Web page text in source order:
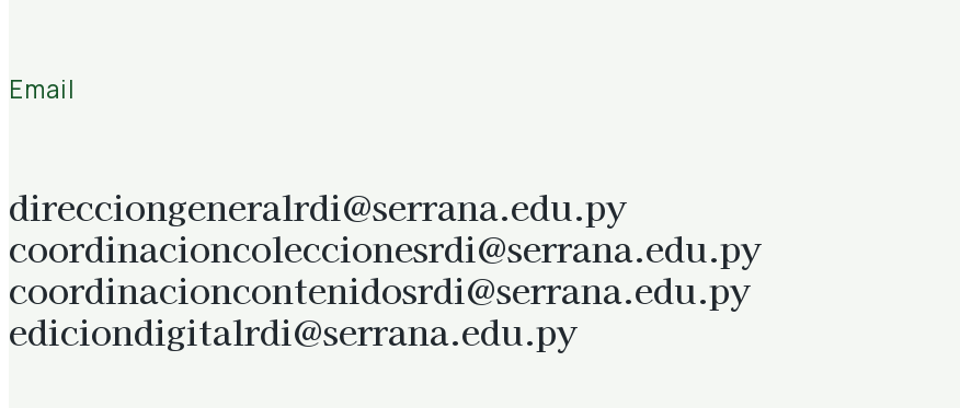
Email
direcciongeneralrdi@serrana.edu.py
coordinacioncoleccionesrdi@serrana.edu.py
coordinacioncontenidosrdi@serrana.edu.py
ediciondigitalrdi@serrana.edu.py